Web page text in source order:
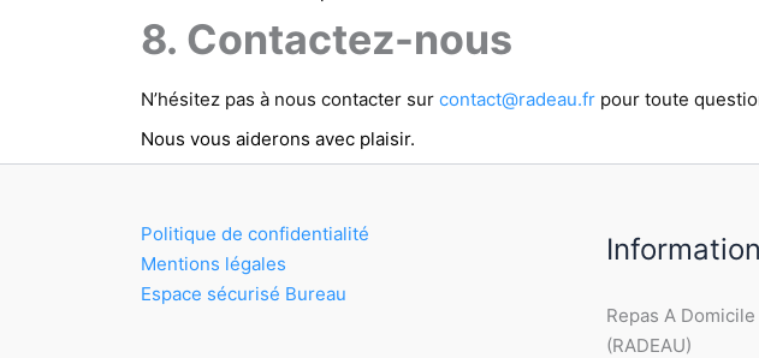
8. Contactez-nous
N’hésitez pas à nous contacter sur contact@radeau.frpour toute
Nous vous aiderons avec plaisir.
Politique de confidentialité
Mentions légales
Espace sécurisé Bureau
Repas A
(RADEAU)